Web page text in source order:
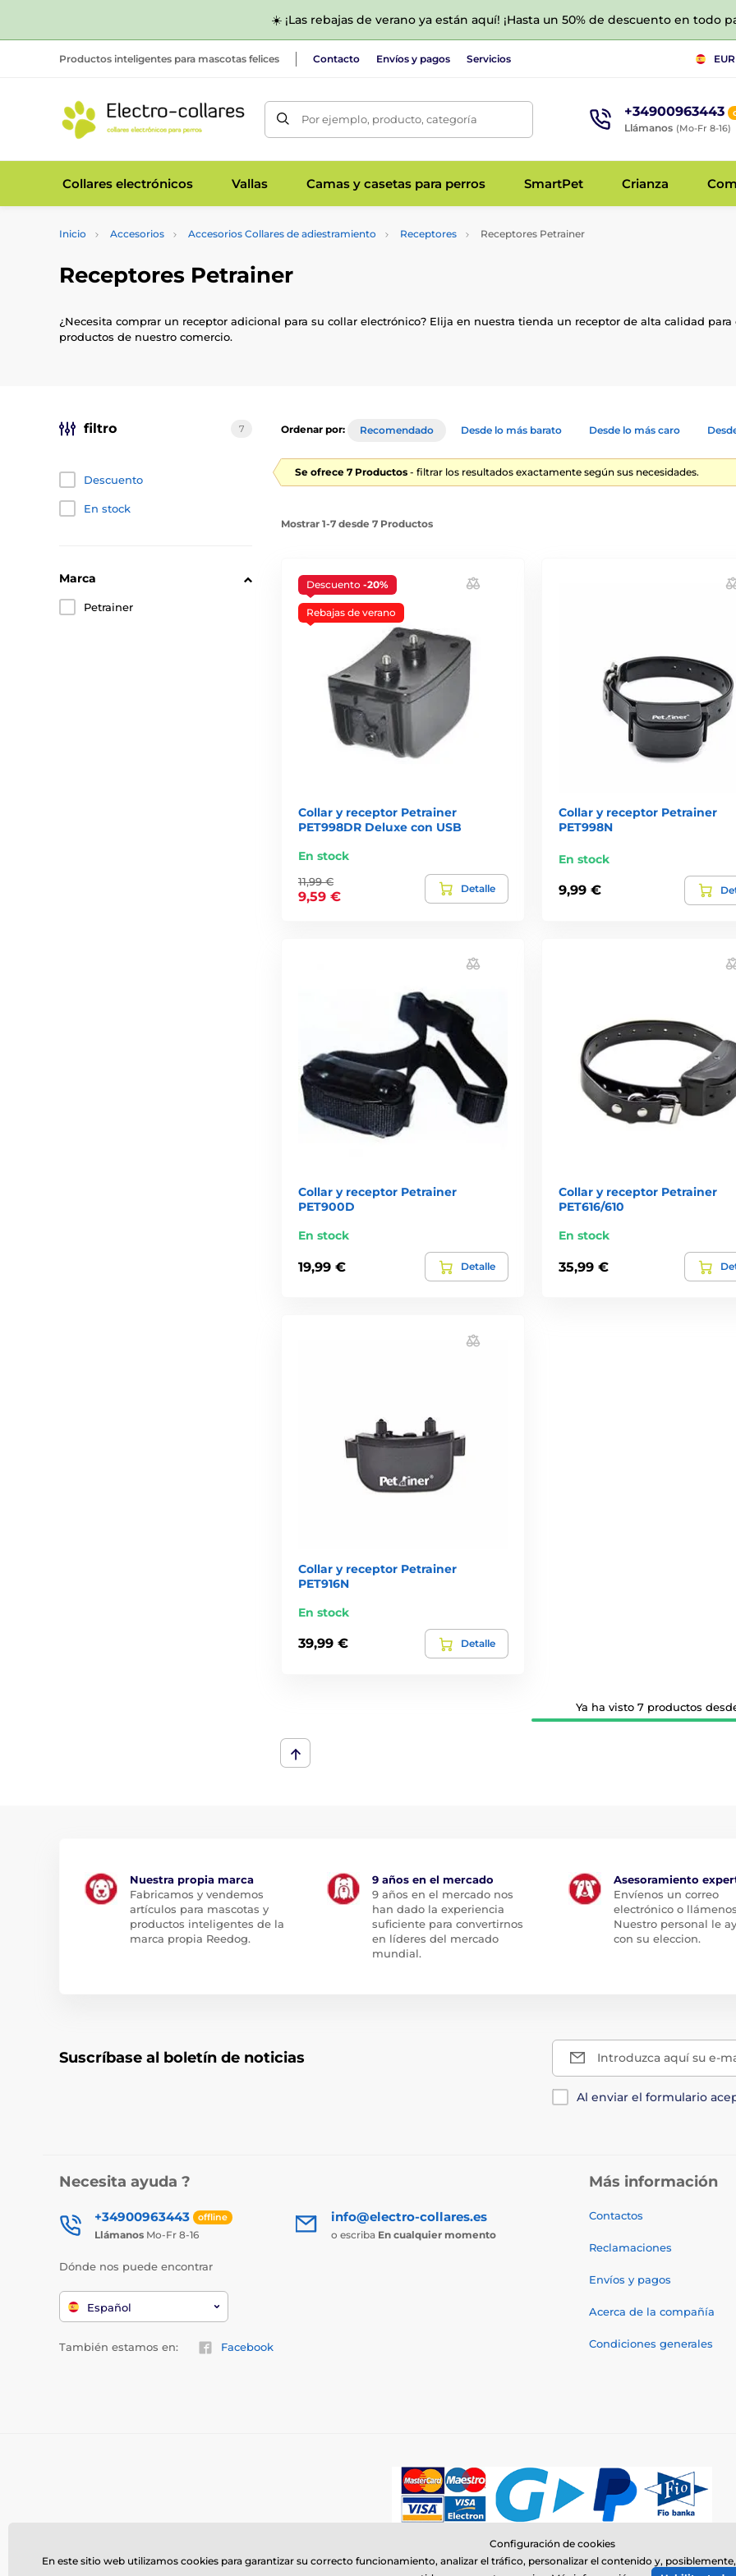
☀️ ¡Las rebajas de verano ya están aquí! ¡Hasta un 50% de descuento en todo
Productos inteligentes para mascotas felices Contacto Envíos y pagos Servicios EUR
Por ejemplo, producto, categoría +34900963443
Llámanos (Mo-Fr 8-16)
Collares electrónicos Vallas Camas y casetas para perros SmartPet Crianza
Inicio Accesorios Accesorios Collares de adiestramiento Receptores Receptores Petrainer
Receptores Petrainer
¿Necesita comprar un receptor adicional para su collar electrónico? Elija en nuestra tienda un receptor de alta calidad
productos de nuestro comercio.
filtro 7
Descuento
En stock
Marca
Petrainer
Ordenar por: Recomendado Desde lo más barato Desde lo más caro
Se ofrece 7 Productos - filtrar los resultados exactamente según sus necesidades.
Mostrar 1-7 desde 7 Productos
Descuento -20%
Rebajas de verano
Collar y receptor Petrainer
PET998DR Deluxe con USB
En stock
11,99 €
9,59 €
Detalle
Collar y receptor Petrainer
PET998N
En stock
9,99 €
Collar y receptor Petrainer
PET900D
En stock
19,99 € Detalle
Collar y receptor Petrainer
PET616/610
En stock
35,99 €
Collar y receptor Petrainer
PET916N
En stock
39,99 € Detalle
Ya ha visto 7 productos
Nuestra propia marca
Fabricamos y vendemos
artículos para mascotas y
productos inteligentes de la
marca propia Reedog.
9 años en el mercado
9 años en el mercado nos
han dado la experiencia
suficiente para convertirnos
en líderes del mercado
mundial.
Asesoramiento
Envíenos un correo
electrónico o
Nuestro personal le
con su eleccion.
Suscríbase al boletín de noticias Introduzca aquí su e-
Al enviar el formulario
Necesita ayuda ?
+34900963443 offline
Llámanos Mo-Fr 8-16
info@electro-collares.es
o escriba En cualquier momento
Dónde nos puede encontrar
Español
También estamos en: Facebook
Más información
Contactos
Reclamaciones
Envíos y pagos
Acerca de la compañía
Condiciones generales
© 2026 www.electro-collares.es ⦁ Tienda electrónica creada por
Configuración de cookies
En este sitio web utilizamos cookies para garantizar su correcto funcionamiento, analizar el tráfico, personalizar el contenido y,